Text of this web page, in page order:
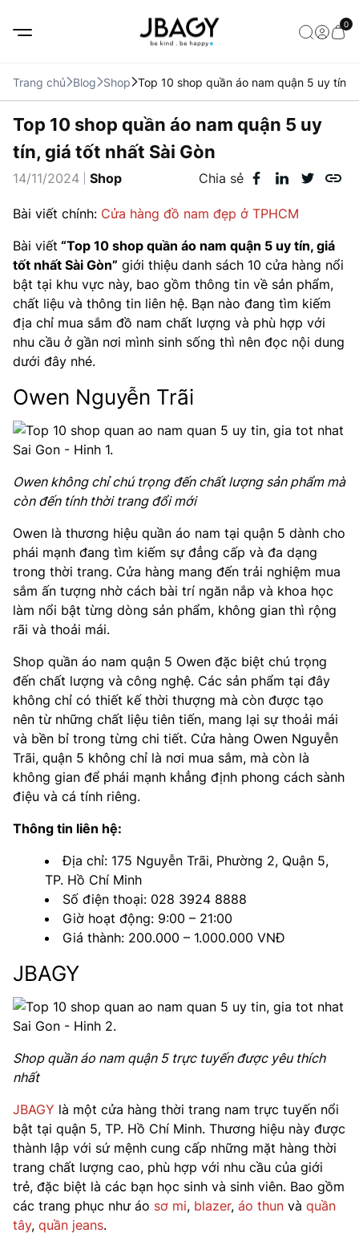
0
Trang chủ Blog Shop Top 10 shop quần áo nam quận 5 uy tín,
Top 10 shop quần áo nam quận 5 uy
tín, giá tốt nhất Sài Gòn
14/11/2024 Shop Chia sẻ
Bài viết chính: Cửa hàng đồ nam đẹp ở TPHCM
Bài viết “Top 10 shop quần áo nam quận 5 uy tín, giá
tốt nhất Sài Gòn” giới thiệu danh sách 10 cửa hàng nổi
bật tại khu vực này, bao gồm thông tin về sản phẩm,
chất liệu và thông tin liên hệ. Bạn nào đang tìm kiếm
địa chỉ mua sắm đồ nam chất lượng và phù hợp với
nhu cầu ở gần nơi mình sinh sống thì nên đọc nội dung
dưới đây nhé.
Owen Nguyễn Trãi
Owen không chỉ chú trọng đến chất lượng sản phẩm mà
còn đến tính thời trang đổi mới
Owen là thương hiệu quần áo nam tại quận 5 dành cho
phái mạnh đang tìm kiếm sự đẳng cấp và đa dạng
trong thời trang. Cửa hàng mang đến trải nghiệm mua
sắm ấn tượng nhờ cách bài trí ngăn nắp và khoa học
làm nổi bật từng dòng sản phẩm, không gian thì rộng
rãi và thoải mái.
Shop quần áo nam quận 5 Owen đặc biệt chú trọng
đến chất lượng và công nghệ. Các sản phẩm tại đây
không chỉ có thiết kế thời thượng mà còn được tạo
nên từ những chất liệu tiên tiến, mang lại sự thoải mái
và bền bỉ trong từng chi tiết. Cửa hàng Owen Nguyễn
Trãi, quận 5 không chỉ là nơi mua sắm, mà còn là
không gian để phái mạnh khẳng định phong cách sành
điệu và cá tính riêng.
Thông tin liên hệ:
Địa chỉ: 175 Nguyễn Trãi, Phường 2, Quận 5,
TP. Hồ Chí Minh
Số điện thoại: 028 3924 8888
Giờ hoạt động: 9:00 – 21:00
Giá thành: 200.000 – 1.000.000 VNĐ
JBAGY
Shop quần áo nam quận 5 trực tuyến được yêu thích
nhất
JBAGY là một cửa hàng thời trang nam trực tuyến nổi
bật tại quận 5, TP. Hồ Chí Minh. Thương hiệu này được
thành lập với sứ mệnh cung cấp những mặt hàng thời
trang chất lượng cao, phù hợp với nhu cầu của giới
trẻ, đặc biệt là các bạn học sinh và sinh viên. Bao gồm
các trang phục như áo sơ mi, blazer, áo thun và quần
tây, quần jeans.